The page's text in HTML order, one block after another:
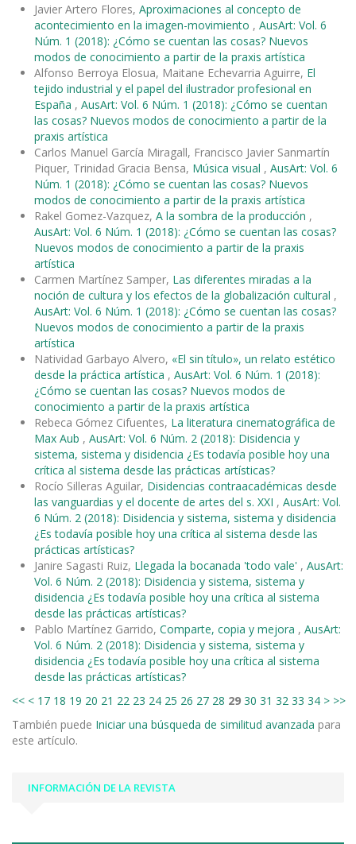
Javier Artero Flores, Aproximaciones al concepto de
acontecimiento en la imagen-movimiento , AusArt: Vol. 6
Núm. 1 (2018): ¿Cómo se cuentan las cosas? Nuevos
modos de conocimiento a partir de la praxis artística
Alfonso Berroya Elosua, Maitane Echevarria Aguirre, El
tejido industrial y el papel del ilustrador profesional en
España , AusArt: Vol. 6 Núm. 1 (2018): ¿Cómo se cuentan
las cosas? Nuevos modos de conocimiento a partir de la
praxis artística
Carlos Manuel García Miragall, Francisco Javier Sanmartín
Piquer, Trinidad Gracia Bensa, Música visual , AusArt: Vol. 6
Núm. 1 (2018): ¿Cómo se cuentan las cosas? Nuevos
modos de conocimiento a partir de la praxis artística
Rakel Gomez-Vazquez, A la sombra de la producción ,
AusArt: Vol. 6 Núm. 1 (2018): ¿Cómo se cuentan las cosas?
Nuevos modos de conocimiento a partir de la praxis
artística
Carmen Martínez Samper, Las diferentes miradas a la
noción de cultura y los efectos de la globalización cultural ,
AusArt: Vol. 6 Núm. 1 (2018): ¿Cómo se cuentan las cosas?
Nuevos modos de conocimiento a partir de la praxis
artística
Natividad Garbayo Alvero, «El sin título», un relato estético
desde la práctica artística , AusArt: Vol. 6 Núm. 1 (2018):
¿Cómo se cuentan las cosas? Nuevos modos de
conocimiento a partir de la praxis artística
Rebeca Gómez Cifuentes, La literatura cinematográfica de
Max Aub , AusArt: Vol. 6 Núm. 2 (2018): Disidencia y
sistema, sistema y disidencia ¿Es todavía posible hoy una
crítica al sistema desde las prácticas artísticas?
Rocío Silleras Aguilar, Disidencias contraacadémicas desde
las vanguardias y el docente de artes del s. XXI , AusArt: Vol.
6 Núm. 2 (2018): Disidencia y sistema, sistema y disidencia
¿Es todavía posible hoy una crítica al sistema desde las
prácticas artísticas?
Janire Sagasti Ruiz, Llegada la bocanada 'todo vale' , AusArt:
Vol. 6 Núm. 2 (2018): Disidencia y sistema, sistema y
disidencia ¿Es todavía posible hoy una crítica al sistema
desde las prácticas artísticas?
Pablo Martínez Garrido, Comparte, copia y mejora , AusArt:
Vol. 6 Núm. 2 (2018): Disidencia y sistema, sistema y
disidencia ¿Es todavía posible hoy una crítica al sistema
desde las prácticas artísticas?
<< < 17 18 19 20 21 22 23 24 25 26 27 28 29 30 31 32 33 34 > >>
También puede Iniciar una búsqueda de similitud avanzada para
este artículo.
INFORMACIÓN DE LA REVISTA